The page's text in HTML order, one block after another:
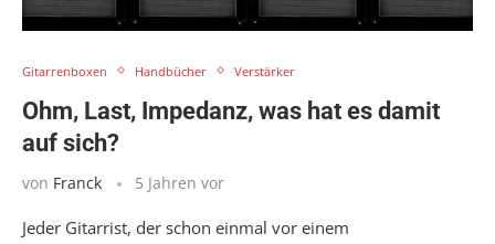
Gitarrenboxen Handbücher Verstärker
Ohm, Last, Impedanz, was hat es damit
auf sich?
von Franck 5 Jahren vor
Jeder Gitarrist, der schon einmal vor einem